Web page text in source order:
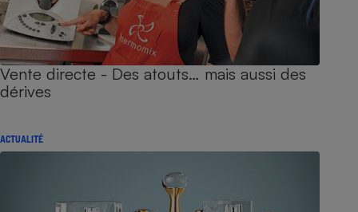
Vente directe - Des atouts… mais aussi des
dérives
ACTUALITÉ